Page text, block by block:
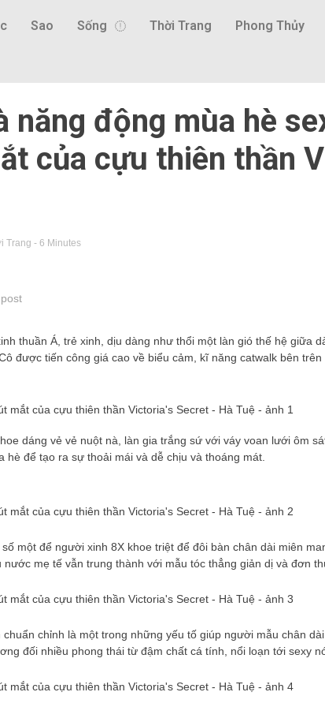
Sao Sống Thời Trang Phong Thủy
năng động mùa hè
của cựu thiên thần
Trang - 6 Minutes
thuần Á, trẻ xinh, dịu dàng như thổi một làn gió thế hệ giữa
được tiến công giá cao về biểu cảm, kĩ năng catwalk bên
dáng vẻ vẻ nuột nà, làn gia trắng sứ với váy voan lưới ôm
hè để tạo ra sự thoải mái và dễ chịu và thoáng mát.
một để người xinh 8X khoe triệt để đôi bàn chân dài miên
mẹ tế vẫn trung thành với mẫu tóc thẳng giản dị và đơn
chỉnh là một trong những yếu tố giúp người mẫu chân
đối nhiều phong thái từ đậm chất cá tính, nổi loạn tới sexy